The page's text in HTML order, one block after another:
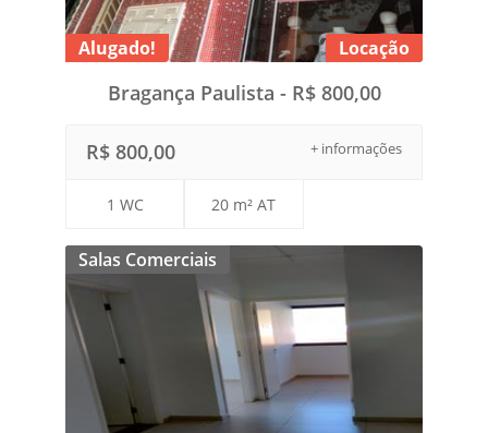
Locação
Alugado!
Bragança Paulista - R$ 800,00
+ informações
R$ 800,00
1 WC 20 m² AT
Salas Comerciais